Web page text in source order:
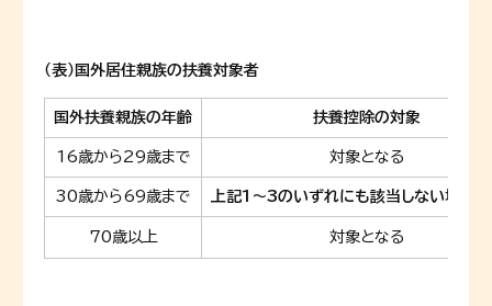
（表）国外居住親族の扶養対象者
国外扶養親族の年齢 扶養控除の対象
16歳から29歳まで 対象となる
30歳から69歳まで 上記1～3のいずれにも該当しない場合
70歳以上 対象となる